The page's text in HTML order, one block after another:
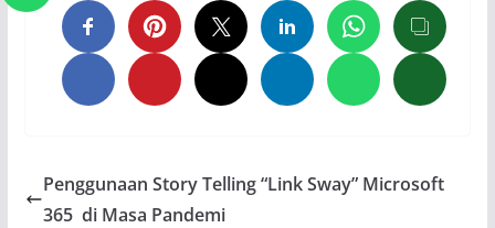
Penggunaan Story Telling “Link Sway” Microsoft
365 di Masa Pandemi